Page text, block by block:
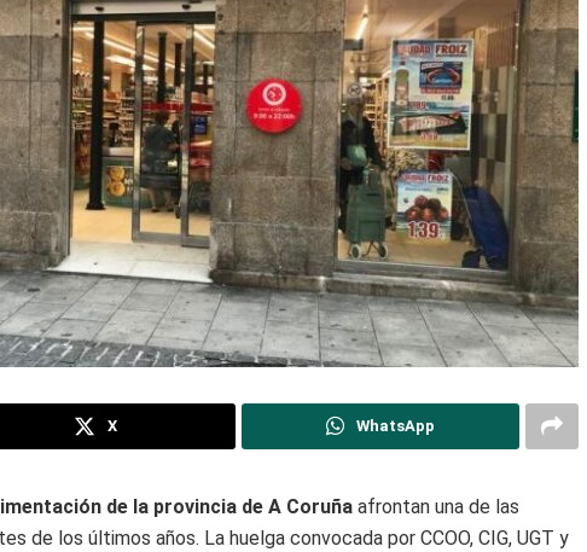
X WhatsApp
de la provincia de A Coruña afrontan una de las
de los últimos años. La huelga convocada por CCOO, CIG, UGT y